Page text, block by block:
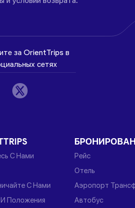
за OrientTrips в
сетях
С Нами
С Нами
И Положения
Рейс
Отель
Аэропорт
Автобус